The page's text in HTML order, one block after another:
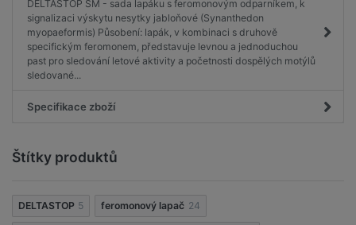
DELTASTOP SM - sada lapáku s feromonovým odparníkem, k
signalizaci výskytu nesytky jabloňové (Synanthedon
myopaeformis) Působení: lapák, v kombinaci s druhově
specifickým feromonem, představuje levnou a jednoduchou
past pro sledování letové aktivity a početnosti dospělých motýlů
sledované...
Specifikace zboží
Štítky produktů
DELTASTOP 5 feromonový lapač 24